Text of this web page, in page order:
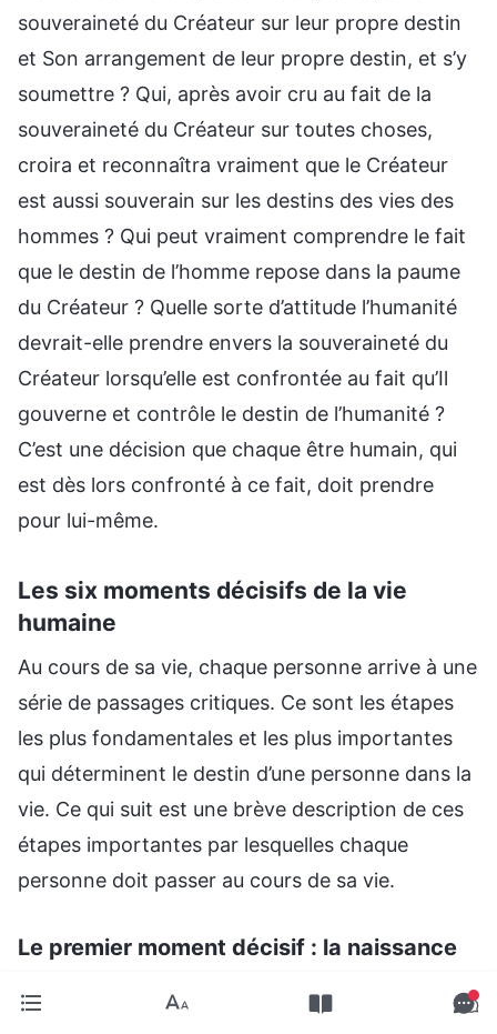
souveraineté du Créateur sur leur propre destin
et Son arrangement de leur propre destin, et s’y
soumettre ? Qui, après avoir cru au fait de la
souveraineté du Créateur sur toutes choses,
croira et reconnaîtra vraiment que le Créateur
est aussi souverain sur les destins des vies des
hommes ? Qui peut vraiment comprendre le fait
que le destin de l’homme repose dans la paume
du Créateur ? Quelle sorte d’attitude l’humanité
devrait-elle prendre envers la souveraineté du
Créateur lorsqu’elle est confrontée au fait qu’Il
gouverne et contrôle le destin de l’humanité ?
C’est une décision que chaque être humain, qui
est dès lors confronté à ce fait, doit prendre
pour lui-même.
Les six moments décisifs de la vie
humaine
Au cours de sa vie, chaque personne arrive à une
série de passages critiques. Ce sont les étapes
les plus fondamentales et les plus importantes
qui déterminent le destin d’une personne dans la
vie. Ce qui suit est une brève description de ces
étapes importantes par lesquelles chaque
personne doit passer au cours de sa vie.
Le premier moment décisif : la naissance
Le lieu de naissance d’une personne, la famille